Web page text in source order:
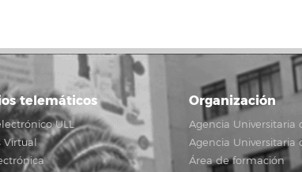
telemáticos
ULL
Virtual
Organización
Agencia Universitaria
Agencia Universitaria
Área de formación